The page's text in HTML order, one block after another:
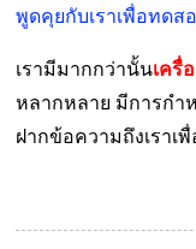
พูดคุยกับเราเพื่อทดส
เรามีมากกว่านั้นเครื่
หลากหลาย มีการกำ
ฝากข้อความถึงเราเ